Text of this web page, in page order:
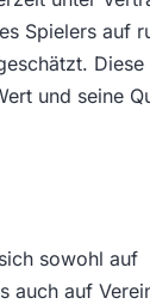
Spielers auf
Diese
und seine
sowohl auf
auch auf